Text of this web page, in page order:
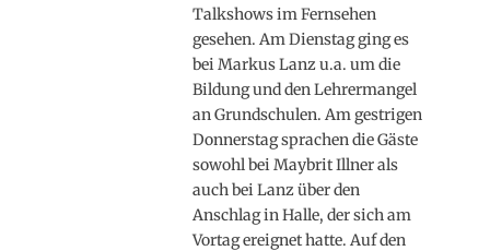
Talkshows im Fernsehen
gesehen. Am Dienstag ging es
bei Markus Lanz u.a. um die
Bildung und den Lehrermangel
an Grundschulen. Am gestrigen
Donnerstag sprachen die Gäste
sowohl bei Maybrit Illner als
auch bei Lanz über den
Anschlag in Halle, der sich am
Vortag ereignet hatte. Auf den